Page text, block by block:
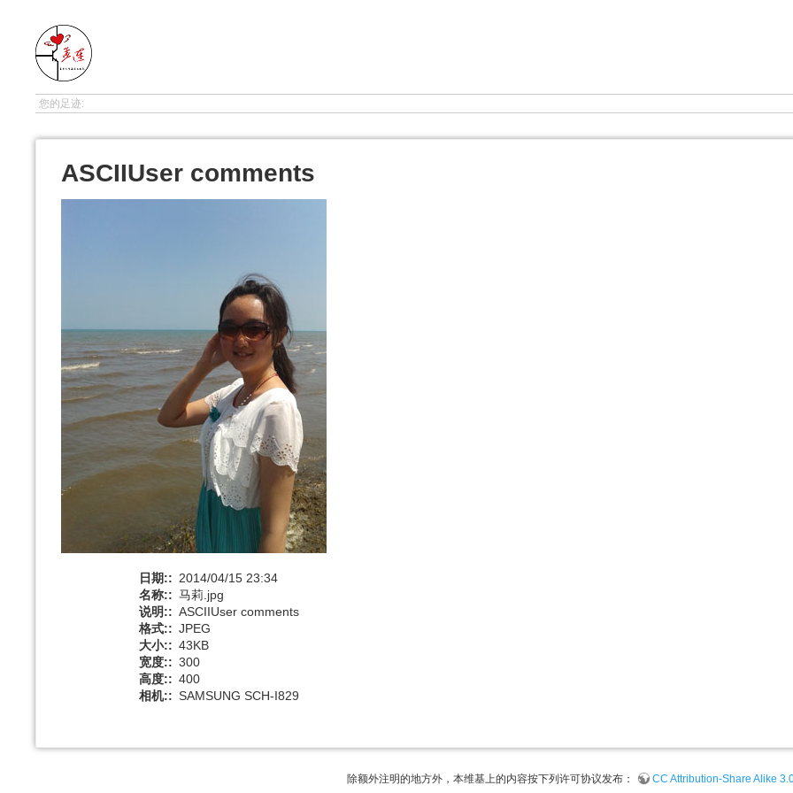
您的足迹:
ASCIIUser comments
日期:: 2014/04/15 23:34
名称:: 马莉.jpg
说明:: ASCIIUser comments
格式:: JPEG
大小:: 43KB
宽度:: 300
高度:: 400
相机:: SAMSUNG SCH-I829
除额外注明的地方外，本维基上的内容按下列许可协议发布： CC Attribution-Share Alike